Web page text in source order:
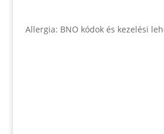
Allergia: BNO kódok és kezelési